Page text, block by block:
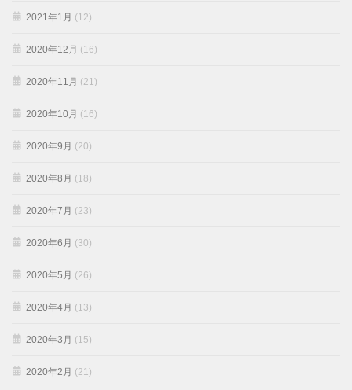
2021年1月 (12)
2020年12月 (16)
2020年11月 (21)
2020年10月 (16)
2020年9月 (20)
2020年8月 (18)
2020年7月 (23)
2020年6月 (30)
2020年5月 (26)
2020年4月 (13)
2020年3月 (15)
2020年2月 (21)